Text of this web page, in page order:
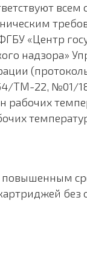
всем
«Центр
надзора»
ТМ-22, №01/
рабочих
без